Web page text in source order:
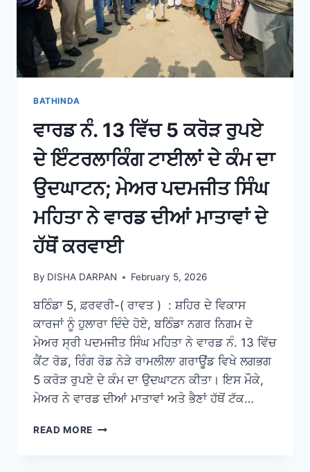
BATHINDA
ਵਾਰਡ ਨੰ. 13 ਵਿੱਚ 5 ਕਰੋੜ ਰੁਪਏ
ਦੇ ਇੰਟਰਲਾਕਿੰਗ ਟਾਈਲਾਂ ਦੇ ਕੰਮ ਦਾ
ਉਦਘਾਟਨ; ਮੇਅਰ ਪਦਮਜੀਤ ਸਿੰਘ
ਮਹਿਤਾ ਨੇ ਵਾਰਡ ਦੀਆਂ ਮਾਤਾਵਾਂ ਦੇ
ਹੱਥੋਂ ਕਰਵਾਈ
By DISHA DARPAN February 5, 2026
ਬਠਿੰਡਾ 5, ਫ਼ਰਵਰੀ-( ਰਾਵਤ ) : ਸ਼ਹਿਰ ਦੇ ਵਿਕਾਸ
ਕਾਰਜਾਂ ਨੂੰ ਹੁਲਾਰਾ ਦਿੰਦੇ ਹੋਏ, ਬਠਿੰਡਾ ਨਗਰ ਨਿਗਮ ਦੇ
ਮੇਅਰ ਸ੍ਰੀ ਪਦਮਜੀਤ ਸਿੰਘ ਮਹਿਤਾ ਨੇ ਵਾਰਡ ਨੰ. 13 ਵਿੱਚ
ਕੈਂਟ ਰੋਡ, ਰਿੰਗ ਰੋਡ ਨੇੜੇ ਰਾਮਲੀਲਾ ਗਰਾਊਂਡ ਵਿਖੇ ਲਗਭਗ
5 ਕਰੋੜ ਰੁਪਏ ਦੇ ਕੰਮ ਦਾ ਉਦਘਾਟਨ ਕੀਤਾ। ਇਸ ਮੌਕੇ,
ਮੇਅਰ ਨੇ ਵਾਰਡ ਦੀਆਂ ਮਾਤਾਵਾਂ ਅਤੇ ਭੈਣਾਂ ਹੱਥੋਂ ਟੱਕ…
READ MORE